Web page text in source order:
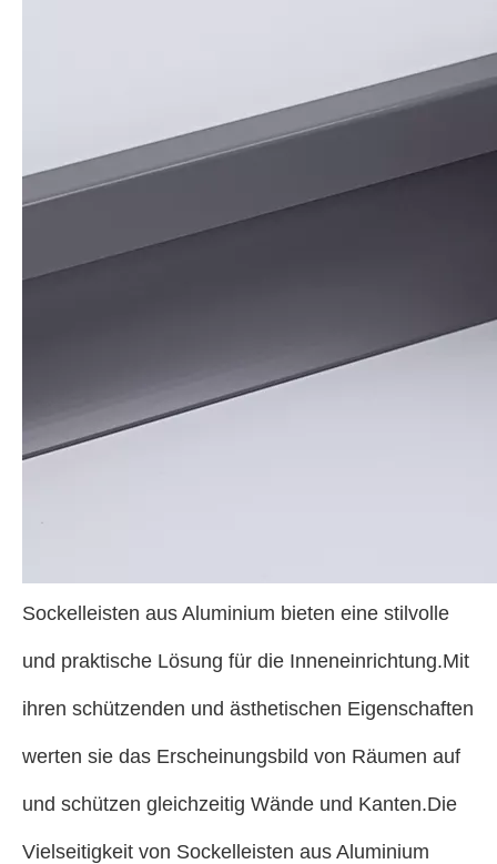
Sockelleisten aus Aluminium bieten eine stilvolle
und praktische Lösung für die Inneneinrichtung.Mit
ihren schützenden und ästhetischen Eigenschaften
werten sie das Erscheinungsbild von Räumen auf
und schützen gleichzeitig Wände und Kanten.Die
Vielseitigkeit von Sockelleisten aus Aluminium